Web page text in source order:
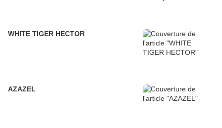
WHITE TIGER HECTOR
AZAZEL